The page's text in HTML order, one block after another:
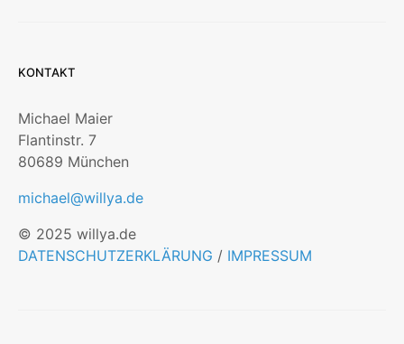
KONTAKT
Michael Maier
Flantinstr. 7
80689 München
michael@willya.de
© 2025 willya.de
DATENSCHUTZERKLÄRUNG / IMPRESSUM